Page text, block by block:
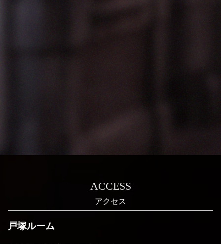
ACCESS
戸塚ルーム